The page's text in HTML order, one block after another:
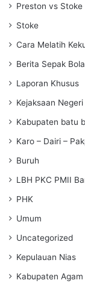
Preston vs Stoke
Stoke
Cara Melatih
Berita Sepak Bola
Laporan Khusus
Kejaksaan
Kabupaten batu
Karo – Dairi –
Buruh
LBH PKC PMII
PHK
Umum
Uncategorized
Kepulauan Nias
Kabupaten Agam